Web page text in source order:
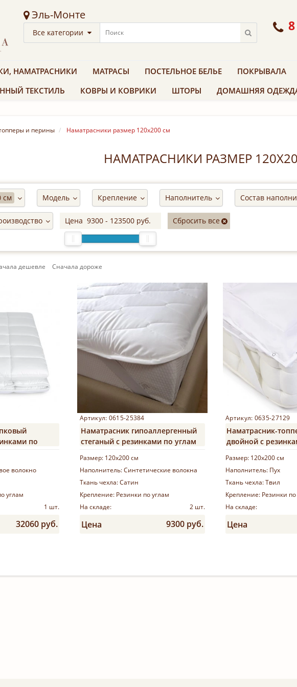
Эль-Монте
Все категории
НАМАТРАСНИКИ МАТРАСЫ ПОСТЕЛЬНОЕ БЕЛЬЕ ПОКРЫВАЛА
ТЕКСТИЛЬ КОВРЫ И КОВРИКИ ШТОРЫ ДОМАШНЯЯ
и перины Наматрасники размер 120х200 см
НАМАТРАСНИКИ РАЗМЕР
см Модель Крепление Наполнитель Состав
Цена 9300 - 123500 руб. Сбросить все
дешевле Cначала дороже
по
волокно
углам
1 шт.
32060 руб.
Артикул: 0615-25384
Наматрасник гипоаллергенный
стеганый с резинками по углам
Размер: 120х200 см
Наполнитель:Синтетические волокна
Ткань чехла:Сатин
Крепление: Резинки по углам
На складе:
2 шт.
Цена 9300 руб.
Артикул: 0635-27129
Наматрасник-
двойной с
Размер: 120х200 см
Наполнитель: Пух
Ткань чехла:Твил
Крепление: Резинки по
На складе:
Цена